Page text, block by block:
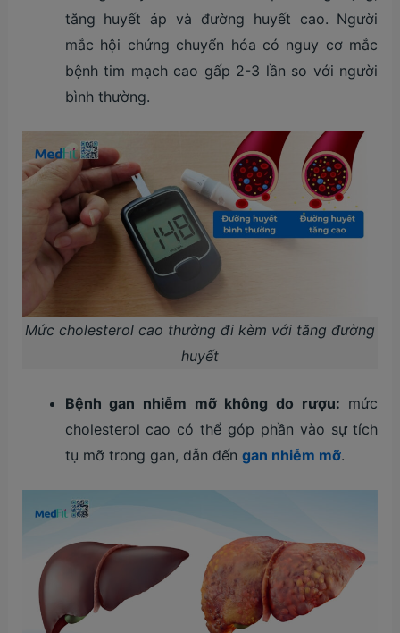
tăng huyết áp và đường huyết cao. Người
mắc hội chứng chuyển hóa có nguy cơ mắc
bệnh tim mạch cao gấp 2-3 lần so với người
bình thường.
Mức cholesterol cao thường đi kèm với tăng đường
huyết
Bệnh gan nhiễm mỡ không do rượu: mức
cholesterol cao có thể góp phần vào sự tích
tụ mỡ trong gan, dẫn đến gan nhiễm mỡ.